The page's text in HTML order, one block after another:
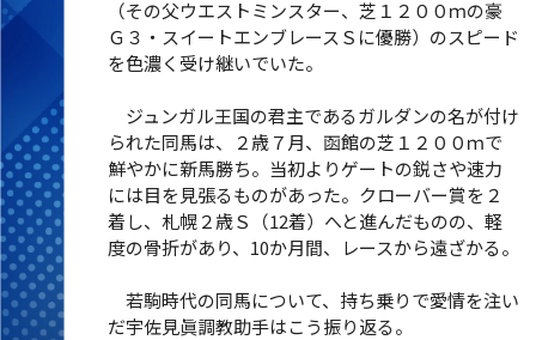
（その父ウエストミンスター、芝１２００ｍの豪
Ｇ３・スイートエンブレースＳに優勝）のスピード
を色濃く受け継いでいた。
ジュンガル王国の君主であるガルダンの名が付け
られた同馬は、２歳７月、函館の芝１２００ｍで
鮮やかに新馬勝ち。当初よりゲートの鋭さや速力
には目を見張るものがあった。クローバー賞を２
着し、札幌２歳Ｓ（12着）へと進んだものの、軽
度の骨折があり、10か月間、レースから遠ざかる。
若駒時代の同馬について、持ち乗りで愛情を注い
だ宇佐見眞調教助手はこう振り返る。